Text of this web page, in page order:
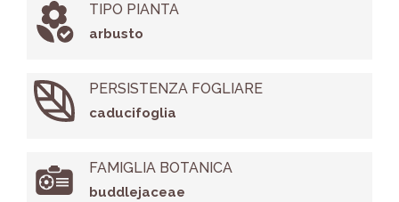
TIPO PIANTA
arbusto
PERSISTENZA FOGLIARE
caducifoglia
FAMIGLIA BOTANICA
buddlejaceae